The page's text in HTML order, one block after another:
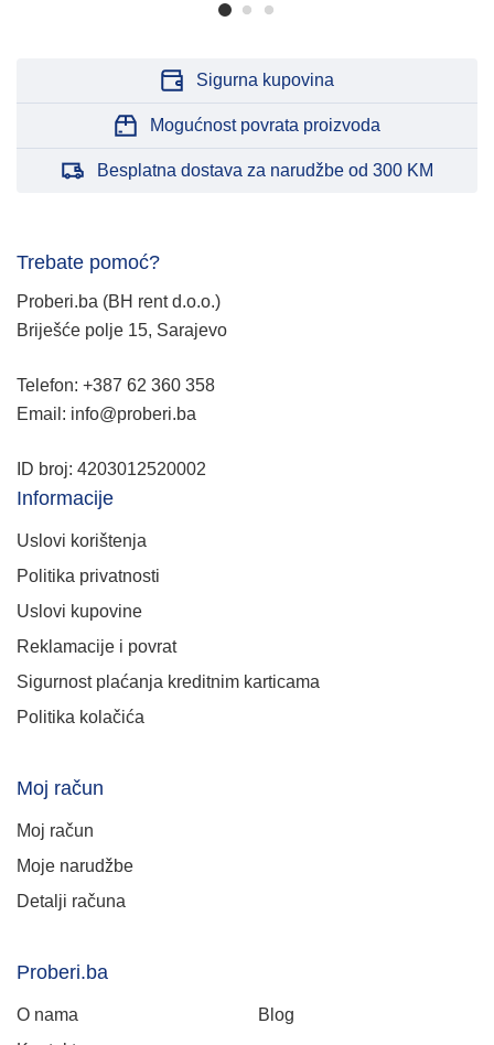
Sigurna kupovina
Mogućnost povrata proizvoda
Besplatna dostava za narudžbe od 300 KM
Trebate pomoć?
Proberi.ba (BH rent d.o.o.)
Briješće polje 15, Sarajevo
Telefon: +387 62 360 358
Email: info@proberi.ba
ID broj: 4203012520002
Informacije
Uslovi korištenja
Politika privatnosti
Uslovi kupovine
Reklamacije i povrat
Sigurnost plaćanja kreditnim karticama
Politika kolačića
Moj račun
Moj račun
Moje narudžbe
Detalji računa
Proberi.ba
O nama
Blog